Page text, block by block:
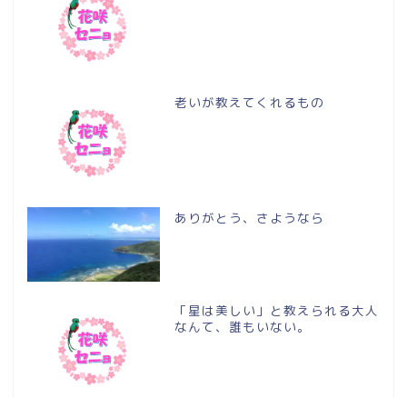
老いが教えてくれるもの
ありがとう、さようなら
「星は美しい」と教えられる大人
なんて、誰もいない。